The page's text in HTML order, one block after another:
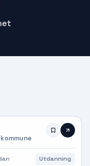
Utdanning